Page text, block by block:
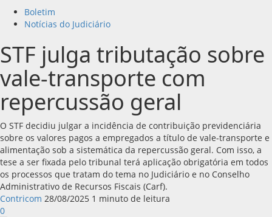
Boletim
Notícias do Judiciário
STF julga tributação sobre
vale-transporte com
repercussão geral
O STF decidiu julgar a incidência de contribuição previdenciária
sobre os valores pagos a empregados a título de vale-transporte e
alimentação sob a sistemática da repercussão geral. Com isso, a
tese a ser fixada pelo tribunal terá aplicação obrigatória em todos
os processos que tratam do tema no Judiciário e no Conselho
Administrativo de Recursos Fiscais (Carf).
Contricom 28/08/2025 1 minuto de leitura
0